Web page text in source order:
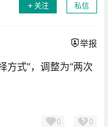
关注 私信
举报
式”，调整为“两次
0 0